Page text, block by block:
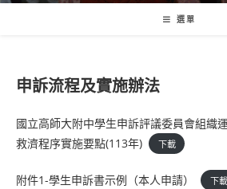
選單
申訴流程及實施辦法
國立高師大附中學生申訴評議委員會組織
救濟程序實施要點(113年)
下載
附件1-學生申訴書示例（本人申請） 下載